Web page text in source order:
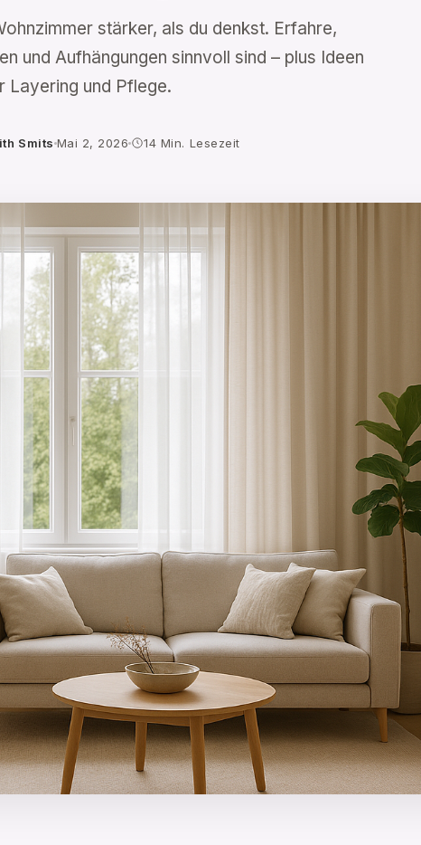
stärker, als du denkst. Erfahre,
und Aufhängungen sinnvoll sind – plus Ideen
Layering und Pflege.
Smits Mai 2, 2026 14 Min. Lesezeit